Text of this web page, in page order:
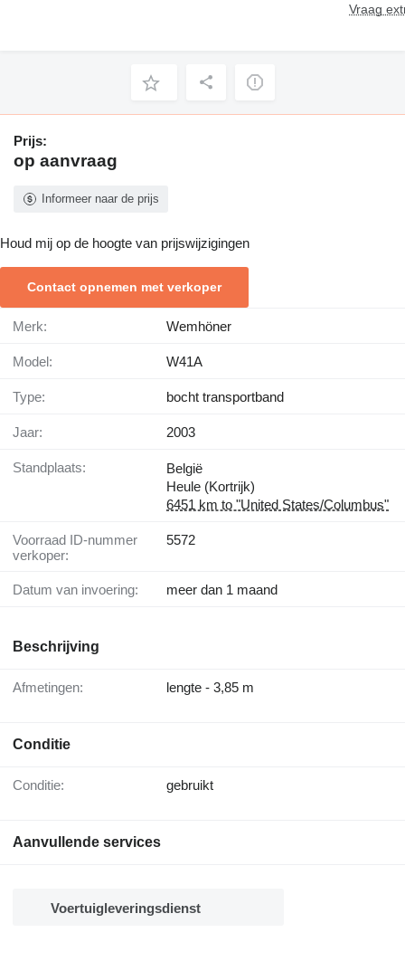
Vraag
Prijs:
op aanvraag
Informeer naar de prijs
Houd mij op de hoogte van prijswijzigingen
Contact opnemen met verkoper
Merk: Wemhöner
Model: W41A
Type: bocht transportband
Jaar: 2003
Standplaats:
België
Heule (Kortrijk)
6451 km to "United States/Columbus"
Voorraad ID-nummer
verkoper:
5572
Datum van invoering: meer dan 1 maand
Beschrijving
Afmetingen: lengte - 3,85 m
Conditie
Conditie: gebruikt
Aanvullende services
Voertuigleveringsdienst